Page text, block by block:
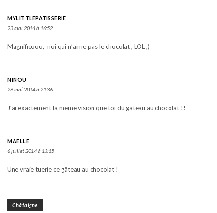
MYLITTLEPATISSERIE
23 mai 2014 à 16:52
Magnificooo, moi qui n’aime pas le chocolat , LOL ;)
NINOU
26 mai 2014 à 21:36
J’ai exactement la même vision que toi du gâteau au chocolat !!
MAELLE
6 juillet 2014 à 13:15
Une vraie tuerie ce gâteau au chocolat !
Châtaigne